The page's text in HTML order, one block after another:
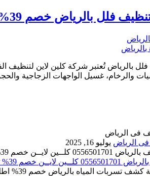
خصم 39% لفترة محدوده 0556501701 نصلك اينما كنت
بالرياض تُعتبر شركة كلين لاين لتنظيف
والرخام، غسيل الواجهات الزجاجية
الرياض يوليو 16, 2025
وتعقيم المنازل باحدث الاجهزة